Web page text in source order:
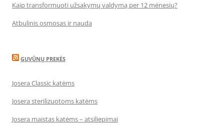
Kaip transformuoti užsakymų valdymą per 12 mėnesių?
Atbulinis osmosas ir nauda
GUVŪNŲ PREKĖS
Josera Classic katėms
Josera sterilizuotoms katėms
Josera maistas katėms – atsiliepimai